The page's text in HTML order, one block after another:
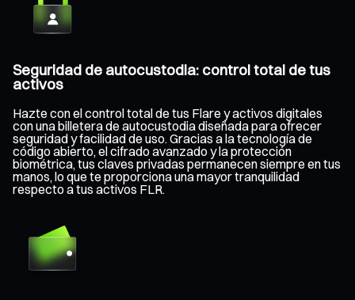
Seguridad de autocustodia: control total de tus
activos
Hazte con el control total de tus Flare y activos digitales
con una billetera de autocustodia diseñada para ofrecer
seguridad y facilidad de uso. Gracias a la tecnología de
código abierto, el cifrado avanzado y la protección
biométrica, tus claves privadas permanecen siempre en tus
manos, lo que te proporciona una mayor tranquilidad
respecto a tus activos FLR.